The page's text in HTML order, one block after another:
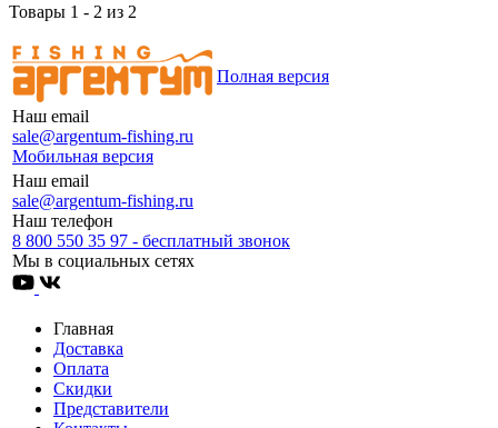
Товары 1 - 2 из 2
Наш email
sale@argentum-fishing.ru
Мобильная версия
Полная версия
Наш email
sale@argentum-fishing.ru
Наш телефон
8 800 550 35 97 - бесплатный звонок
Мы в социальных сетях
Главная
Доставка
Оплата
Скидки
Представители